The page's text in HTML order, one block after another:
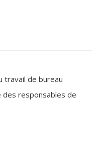
travail de bureau
des responsables de